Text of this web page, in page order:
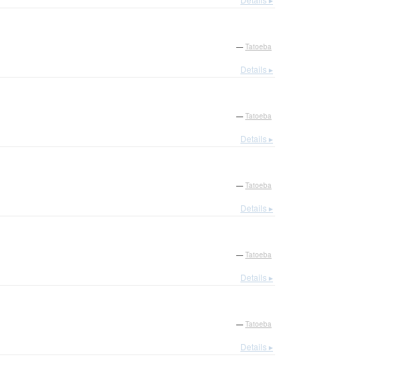
— Tatoeba
Details ▸
— Tatoeba
Details ▸
— Tatoeba
Details ▸
— Tatoeba
Details ▸
— Tatoeba
Details ▸